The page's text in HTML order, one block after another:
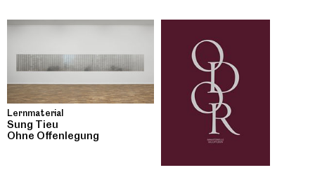
Lernmaterial
Sung Tieu
Ohne Offenlegung